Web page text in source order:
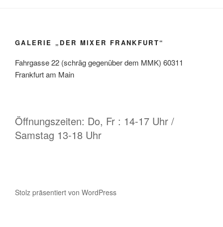
GALERIE „DER MIXER FRANKFURT“
Fahrgasse 22 (schräg gegenüber dem MMK) 60311
Frankfurt am Main
Öffnungszeiten: Do, Fr : 14-17 Uhr /
Samstag 13-18 Uhr
Stolz präsentiert von WordPress